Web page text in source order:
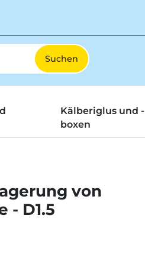
Kälberiglus und -
boxen
von
- D1.5